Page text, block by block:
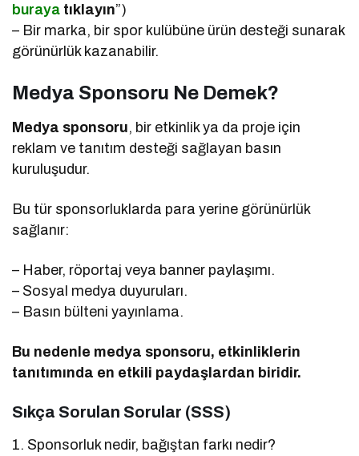
buraya tıklayın”)
– Bir marka, bir spor kulübüne ürün desteği sunarak
görünürlük kazanabilir.
Medya Sponsoru Ne Demek?
Medya sponsoru, bir etkinlik ya da proje için
reklam ve tanıtım desteği sağlayan basın
kuruluşudur.
Bu tür sponsorluklarda para yerine görünürlük
sağlanır:
– Haber, röportaj veya banner paylaşımı.
– Sosyal medya duyuruları.
– Basın bülteni yayınlama.
Bu nedenle medya sponsoru, etkinliklerin
tanıtımında en etkili paydaşlardan biridir.
Sıkça Sorulan Sorular (SSS)
1. Sponsorluk nedir, bağıştan farkı nedir?